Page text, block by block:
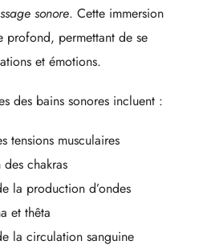
sonore. Cette immersion
profond, permettant de se
et émotions.
des bains sonores incluent :
tensions musculaires
des chakras
la production d’ondes
et thêta
la circulation sanguine